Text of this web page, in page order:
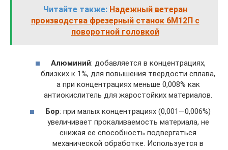
Читайте также: Надежный ветеран
производства фрезерный станок 6М12П с
поворотной головкой
Алюминий: добавляется в концентрациях,
близких к 1%, для повышения твердости сплава,
а при концентрациях меньше 0,008% как
антиокислитель для жаростойких материалов.
Бор: при малых концентрациях (0,001—0,006%)
увеличивает прокаливаемость материала, не
снижая ее способность подвергаться
механической обработке. Используется в